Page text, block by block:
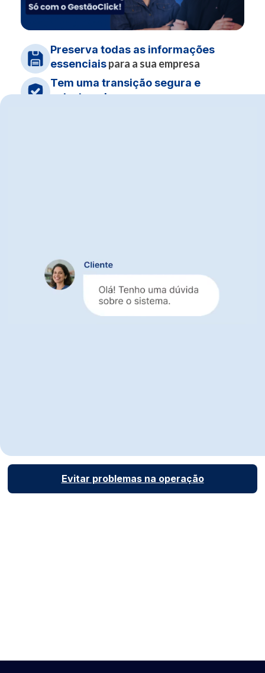
Preserva todas as informações
essenciaispara a sua empresa
Tem uma transição segura e
estruturada
Suporte ágil e eficiente para
garantir continuidade nas
Evitar problemas na operação